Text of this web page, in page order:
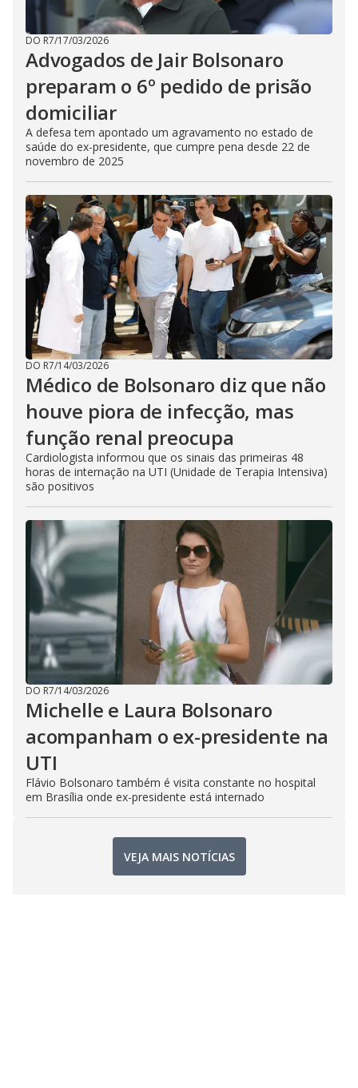
DO R7/17/03/2026
Advogados de Jair Bolsonaro
preparam o 6º pedido de prisão
domiciliar
A defesa tem apontado um agravamento no estado de
saúde do ex-presidente, que cumpre pena desde 22 de
novembro de 2025
DO R7/14/03/2026
Médico de Bolsonaro diz que não
houve piora de infecção, mas
função renal preocupa
Cardiologista informou que os sinais das primeiras 48
horas de internação na UTI (Unidade de Terapia Intensiva)
são positivos
DO R7/14/03/2026
Michelle e Laura Bolsonaro
acompanham o ex-presidente na
UTI
Flávio Bolsonaro também é visita constante no hospital
em Brasília onde ex-presidente está internado
VEJA MAIS NOTÍCIAS